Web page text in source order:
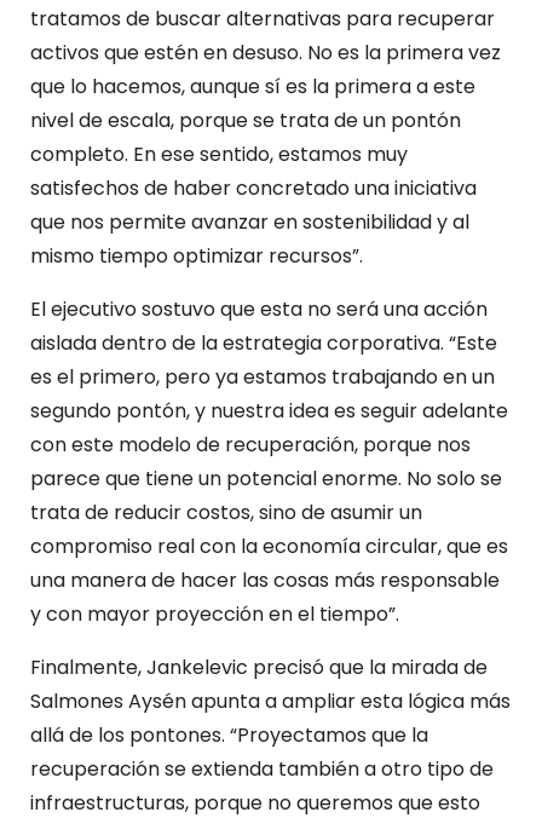
tratamos de buscar alternativas para recuperar
activos que estén en desuso. No es la primera vez
que lo hacemos, aunque sí es la primera a este
nivel de escala, porque se trata de un pontón
completo. En ese sentido, estamos muy
satisfechos de haber concretado una iniciativa
que nos permite avanzar en sostenibilidad y al
mismo tiempo optimizar recursos”.
El ejecutivo sostuvo que esta no será una acción
aislada dentro de la estrategia corporativa. “Este
es el primero, pero ya estamos trabajando en un
segundo pontón, y nuestra idea es seguir adelante
con este modelo de recuperación, porque nos
parece que tiene un potencial enorme. No solo se
trata de reducir costos, sino de asumir un
compromiso real con la economía circular, que es
una manera de hacer las cosas más responsable
y con mayor proyección en el tiempo”.
Finalmente, Jankelevic precisó que la mirada de
Salmones Aysén apunta a ampliar esta lógica más
allá de los pontones. “Proyectamos que la
recuperación se extienda también a otro tipo de
infraestructuras, porque no queremos que esto